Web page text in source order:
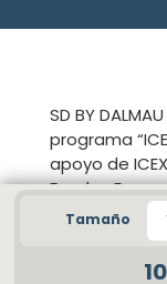
Tamaño
SD BY
programa
apoyo de
Fondos
del Plan de
Resiliencia